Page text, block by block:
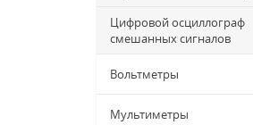
Цифровой осциллограф
смешанных сигналов
Вольтметры
Мультиметры